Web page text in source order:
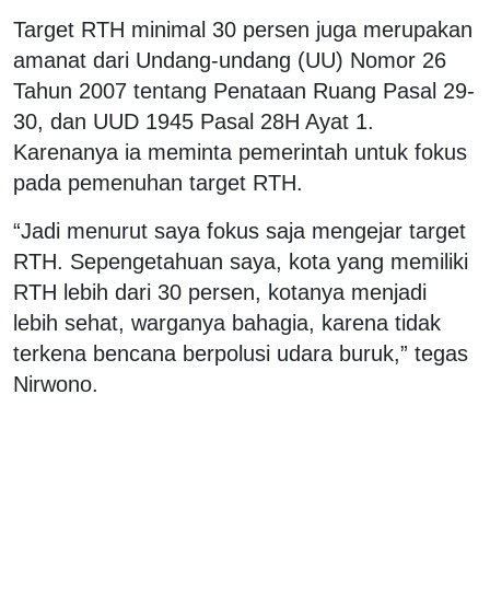
Target RTH minimal 30 persen juga merupakan
amanat dari Undang-undang (UU) Nomor 26
Tahun 2007 tentang Penataan Ruang Pasal 29-
30, dan UUD 1945 Pasal 28H Ayat 1.
Karenanya ia meminta pemerintah untuk fokus
pada pemenuhan target RTH.
“Jadi menurut saya fokus saja mengejar target
RTH. Sepengetahuan saya, kota yang memiliki
RTH lebih dari 30 persen, kotanya menjadi
lebih sehat, warganya bahagia, karena tidak
terkena bencana berpolusi udara buruk,” tegas
Nirwono.